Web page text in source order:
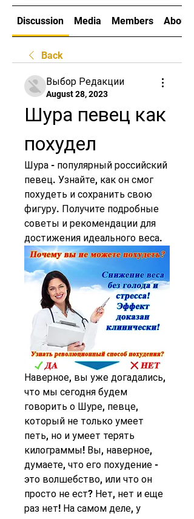
Discussion Media Members About
Back
Выбор Редакции
August 28, 2023
Шура певец как
похудел
Шура - популярный российский
певец. Узнайте, как он смог
похудеть и сохранить свою
фигуру. Получите подробные
советы и рекомендации для
достижения идеального веса.
Наверное, вы уже догадались,
что мы сегодня будем
говорить о Шуре, певце,
который не только умеет
петь, но и умеет терять
килограммы! Вы, наверное,
думаете, что его похудение -
это волшебство, или что он
просто не ест? Нет, нет и еще
раз нет! На самом деле, у